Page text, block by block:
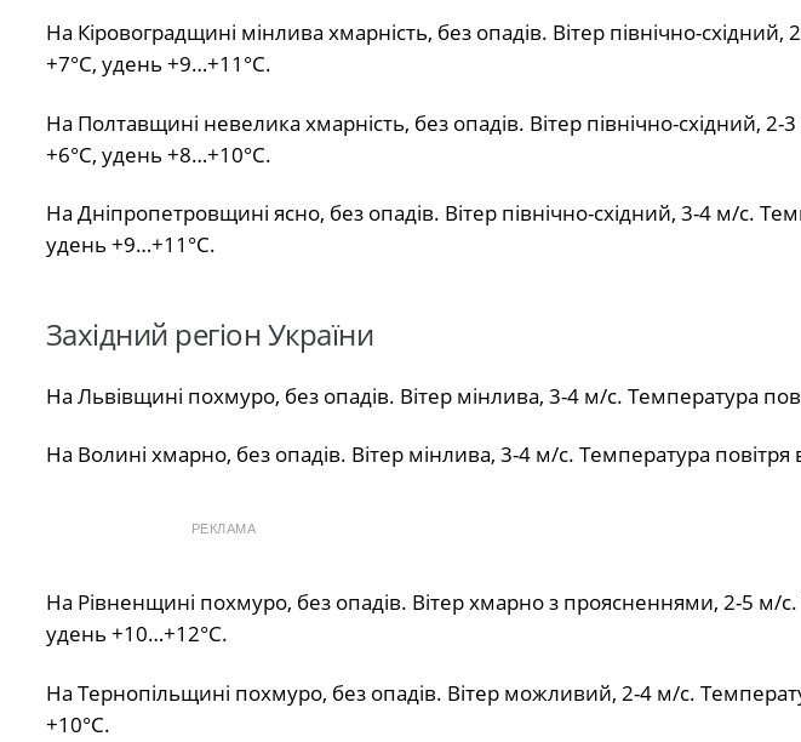
На Кіровоградщині мінлива хмарність, без опадів. Вітер північно-
+7°С, удень +9…+11°С.
На Полтавщині невелика хмарність, без опадів. Вітер північно-східний,
+6°С, удень +8…+10°С.
На Дніпропетровщині ясно, без опадів. Вітер північно-східний, 3-4 м/с.
удень +9…+11°С.
Західний регіон України
На Львівщині похмуро, без опадів. Вітер мінлива, 3-4 м/с. Температура
На Волині хмарно, без опадів. Вітер мінлива, 3-4 м/с. Температура
РЕКЛАМА
На Рівненщині похмуро, без опадів. Вітер хмарно з проясненнями, 2-5 м/
удень +10…+12°С.
На Тернопільщині похмуро, без опадів. Вітер можливий, 2-4 м/с.
+10°С.